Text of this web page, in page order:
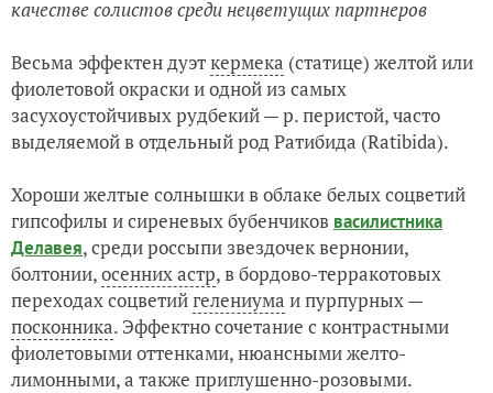
качестве солистов среди нецветущих партнеров
Весьма эффектен дуэткермека (статице) желтой или
фиолетовой окраски и одной из самых
засухоустойчивых рудбекий — р. перистой, часто
выделяемой в отдельный род Ратибида (Ratibida).
Хороши желтые солнышки в облаке белых соцветий
гипсофилы и сиреневых бубенчиков василистника
Делавея, среди россыпи звездочек вернонии,
болтонии,осенних астр, в бордово-терракотовых
переходах соцветийгелениума и пурпурных —
посконника. Эффектно сочетание с контрастными
фиолетовыми оттенками, нюансными желто-
лимонными, а также приглушенно-розовыми.